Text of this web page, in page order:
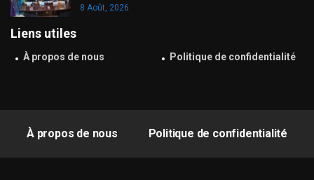
8 Août, 2026
Liens utiles
À propos de nous Politique de confidentialité
À propos de nous Politique de confidentialité